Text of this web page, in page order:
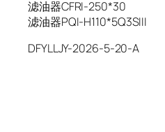
滤油器CFRI-250*30
滤油器PQI-H110*5Q3SIII
DFYLLJY-2026-5-20-A